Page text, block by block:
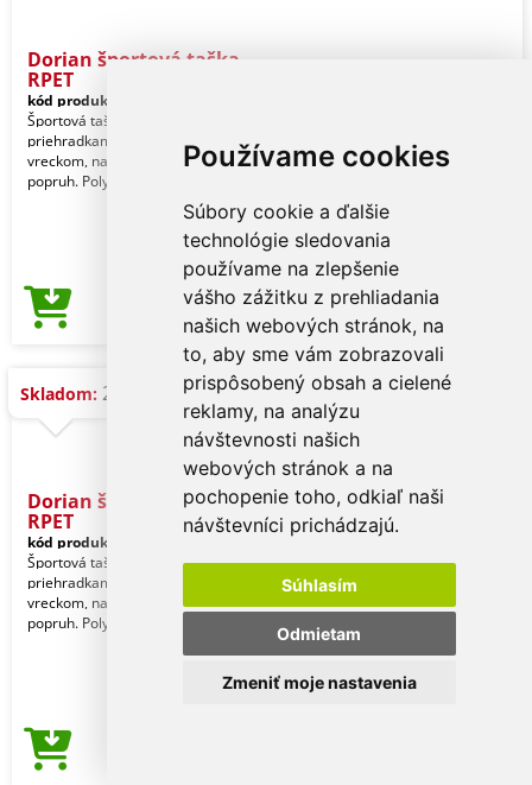
Používame cookies
Súbory cookie a ďalšie
technológie sledovania
používame na zlepšenie
vášho zážitku z prehliadania
našich webových stránok, na
to, aby sme vám zobrazovali
prispôsobený obsah a cielené
reklamy, na analýzu
návštevnosti našich
webových stránok a na
pochopenie toho, odkiaľ naši
návštevníci prichádzajú.
Súhlasím
Odmietam
Zmeniť moje nastavenia
Dorian športová taška
RPET
kód produktu:
Športová taška RPET s hlavnými
priehradkami na zips a predným
vreckom, nastaviteľný ramenný
popruh. Polyester 600D RPET,
Cena od5,27 €
Skladom: 24 ks
Dorian športová taška
RPET
kód produktu:
Športová taška RPET s hlavnými
priehradkami na zips a predným
vreckom, nastaviteľný ramenný
popruh. Polyester 600D RPET,